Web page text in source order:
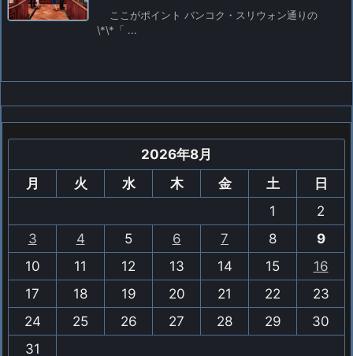
ここがポイント バンコク・スリウォン通りの
\*\*「 ...
2026年8月
月
火 水 木 金 土
日
1
2
3
4 5 6 7 8
9
10
11 12 13 14 15
16
17
18 19 20 21 22
23
24
25 26 27 28 29
30
31